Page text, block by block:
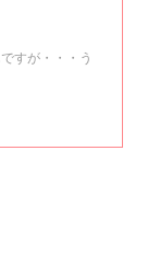
すが・・・う